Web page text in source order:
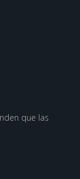
que las